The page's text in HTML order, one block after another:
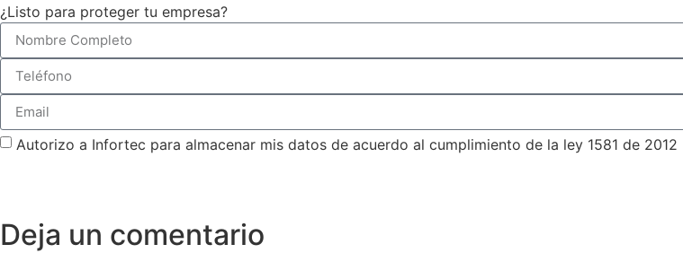
¿Listo para proteger tu empresa?
Autorizo a Infortec para almacenar mis datos de acuerdo al cumplimiento de la ley 1581 de 2012
Deja un comentario